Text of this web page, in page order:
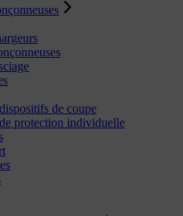
de coupe
protection individuelle